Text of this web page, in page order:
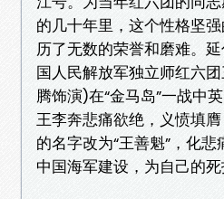
的几十年里，这个性格坚
历了无数的荣誉和磨难。
国人民解放军独立师红六
腾饰演)在“金马岛”一战中
王李奔悲痛欲绝，义愤填
的名字改为“王善魁”，化
中国海军建设，为自己的死